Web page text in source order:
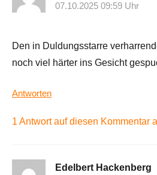
07.10.2025 09:59 Uhr
Den in Duldungsstarre
noch viel härter ins Gesicht
Antworten
1 Antwort auf diesen Kommentar
Edelbert Hackenberg